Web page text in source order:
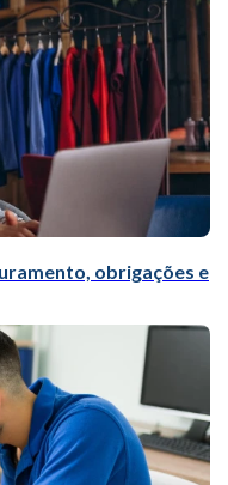
obrigações e